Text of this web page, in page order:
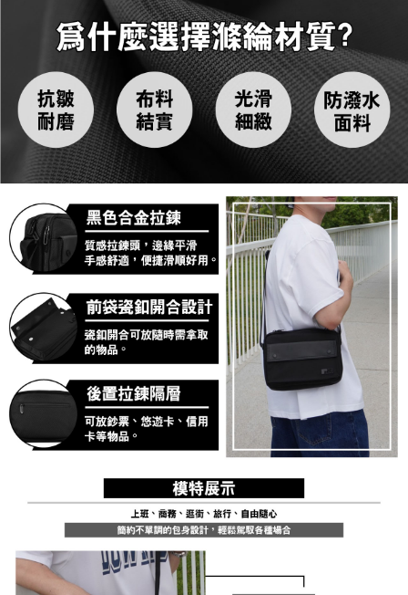
４．使用「AFTEE先享後付」時，將依據個別帳號之用戶狀況，依本公司即
時審查核予不同之上限額度；若仍有額度不足之情形，本公司將視審查結果
請求用戶進行身份認證。
５．嚴禁一人註冊多個帳號或使用他人資訊註冊。若發現惡意使用之情形，
恩沛科技股份有限公司將有權停止該用戶之使用額度並採取法律行動。
外島宅配
每筆NT$200
海外宅配 查看運費